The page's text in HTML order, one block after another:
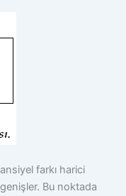
farkı harici
Bu noktada